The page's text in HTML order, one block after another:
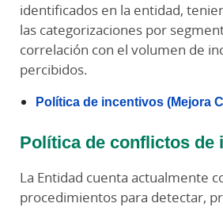
identificados en la entidad,
las categorizaciones por
correlación con el volumen de
percibidos.
Política de incentivos (Mejora
Política de conflictos de
La Entidad cuenta actualmente
procedimientos para detectar,